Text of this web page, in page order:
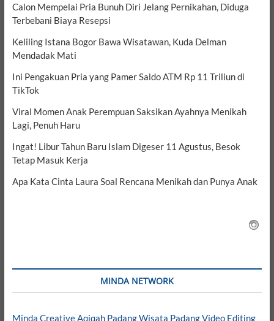
Calon Mempelai Pria Bunuh Diri Jelang Pernikahan, Diduga
Terbebani Biaya Resepsi
Keliling Istana Bogor Bawa Wisatawan, Kuda Delman
Mendadak Mati
Ini Pengakuan Pria yang Pamer Saldo ATM Rp 11 Triliun di
TikTok
Viral Momen Anak Perempuan Saksikan Ayahnya Menikah
Lagi, Penuh Haru
Ingat! Libur Tahun Baru Islam Digeser 11 Agustus, Besok
Tetap Masuk Kerja
Apa Kata Cinta Laura Soal Rencana Menikah dan Punya Anak
MINDA NETWORK
Minda CreativeAqiqah PadangWisata PadangVideo Editing